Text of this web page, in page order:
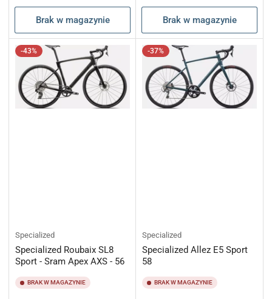
Brak w magazynie Brak w magazynie
-43%
Specialized
Specialized Roubaix SL8
Sport - Sram Apex AXS - 56
BRAK W MAGAZYNIE
-37%
Specialized
Specialized Allez E5 Sport
58
BRAK W MAGAZYNIE